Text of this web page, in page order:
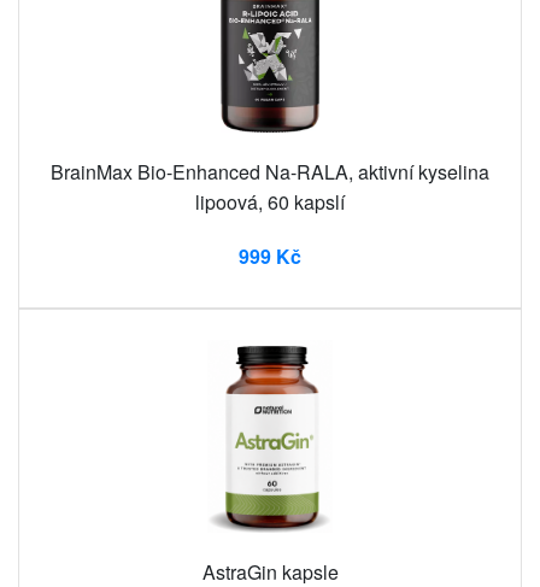
BrainMax Bio-Enhanced Na-RALA, aktivní kyselina
lipoová, 60 kapslí
999 Kč
AstraGin kapsle